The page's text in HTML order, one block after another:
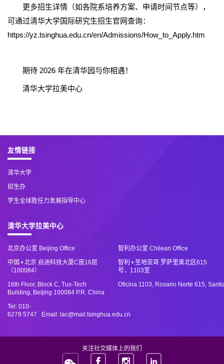
更多招生详情（如各院系培养方案、申请时间节点等），
可通过清华大学国际研究生招生官网查询：
https://yz.tsinghua.edu.cn/en/Admissions/How_to_Apply.htm
期待 2026 年在清华园与你相遇！
清华大学拉美中心
友情链接
清华大学
招生办
学生全球胜任力发展指导中心
清华大学拉美中心
北京办公室 Beijing Office
中国 • 北京 启迪科技大厦C座16层
（100084）
16th Floor, Block C, Tus-Tech
Building, Beijing 100084 P.R. China
Tel: 010-
6279 5747 Email: lac@mail.tsinghua.edu.cn
智利办公室 Chilean Office
智利 • 圣地亚哥 罗萨里奥北区615
号，1103室
Oficina 1103, Rosario Norte 615,
关注社交媒体上的我们